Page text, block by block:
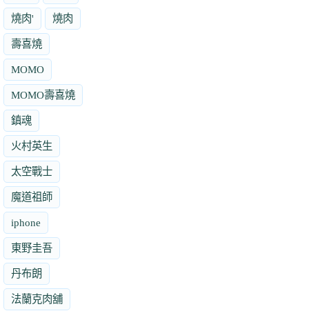
燒肉' 燒肉
壽喜燒
MOMO
MOMO壽喜燒
鎮魂
火村英生
太空戰士
魔道祖師
iphone
東野圭吾
丹布朗
法蘭克肉舖